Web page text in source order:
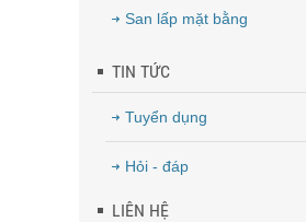
San lấp mặt bằng
TIN TỨC
Tuyển dụng
Hỏi - đáp
LIÊN HỆ